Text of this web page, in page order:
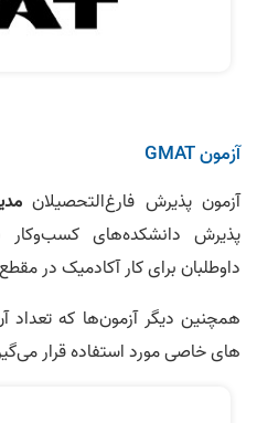
آزمون GMAT
آزمون پذیرش فارغ‌التحصیلان
پذیرش دانشکده‌های کسب‌وکار
داوطلبان برای کار آکادمیک در
همچنین دیگر آزمون‌ها که تعداد
های خاصی مورد استفاده قرار